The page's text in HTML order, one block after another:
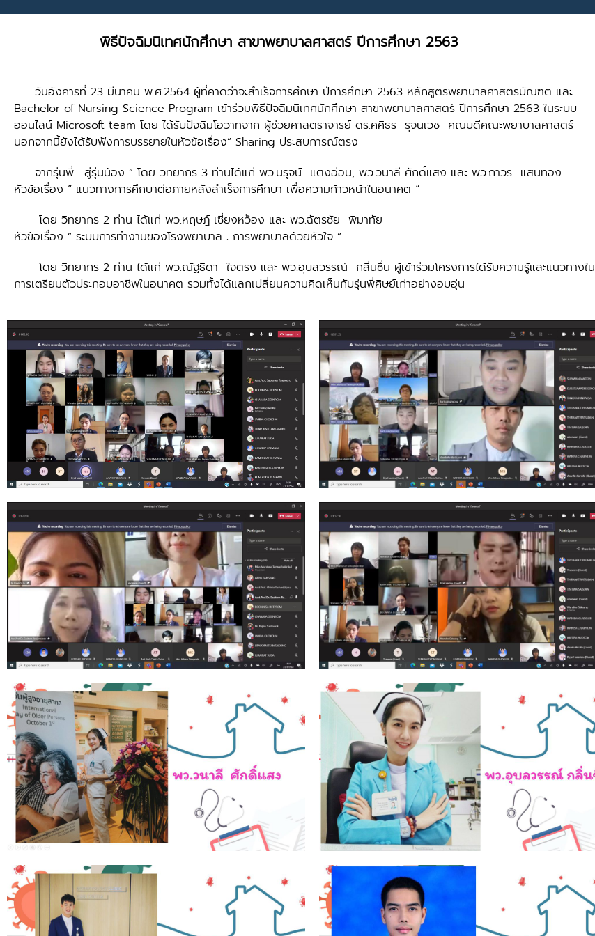
พิธีปัจฉิมนิเทศนักศึกษา สาขาพยาบาลศาสตร์ ปีการศึกษา 2563
วันอังคารที่ 23 มีนาคม พ.ศ.2564 ผู้ที่คาดว่าจะสำเร็จการศึกษา ปีการศึกษา 2563 หลักสูตรพยาบาลศาสตรบัณฑิต และ
Bachelor of Nursing Science Program เข้าร่วมพิธีปัจฉิมนิเทศนักศึกษา สาขาพยาบาลศาสตร์ ปีการศึกษา 2563 ในระบบ
ออนไลน์ Microsoft team โดย ได้รับปัจฉิมโอวาทจาก ผู้ช่วยศาสตราจารย์ ดร.ศศิธร รุจนเวช คณบดีคณะพยาบาลศาสตร์
นอกจากนี้ยังได้รับฟังการบรรยายในหัวข้อเรื่อง” Sharing ประสบการณ์ตรง
จากรุ่นพี่… สู่รุ่นน้อง ” โดย วิทยากร 3 ท่านได้แก่ พว.นิรุจน์ แตงอ่อน, พว.วนาลี ศักดิ์แสง และ พว.ถาวร แสนทอง
หัวข้อเรื่อง ” แนวทางการศึกษาต่อภายหลังสำเร็จการศึกษา เพื่อความก้าวหน้าในอนาคต “
โดย วิทยากร 2 ท่าน ได้แก่ พว.หฤษฎ์ เซี่ยงหว็อง และ พว.ฉัตรชัย พิมาทัย
หัวข้อเรื่อง ” ระบบการทำงานของโรงพยาบาล : การพยาบาลด้วยหัวใจ “
โดย วิทยากร 2 ท่าน ได้แก่ พว.ณัฐธิดา ใจตรง และ พว.อุบลวรรณ์ กลิ่นชื่น ผู้เข้าร่วมโครงการได้รับความรู้และแนวทางใน
การเตรียมตัวประกอบอาชีพในอนาคต รวมทั้งได้แลกเปลี่ยนความคิดเห็นกับรุ่นพี่ศิษย์เก่าอย่างอบอุ่น